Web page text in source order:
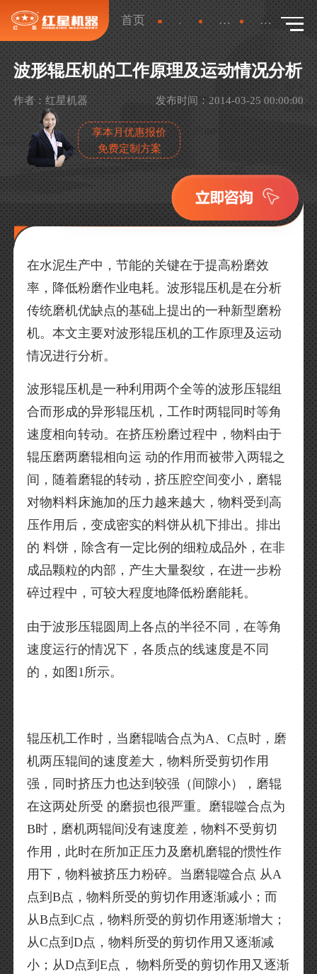
首页 新闻 行业新闻 详情
波形辊压机的工作原理及运动情况分析
作者：红星机器 发布时间：2014-03-25 00:00:00
享本月优惠报价
免费定制方案
在水泥生产中，节能的关键在于提高粉磨效
率，降低粉磨作业电耗。波形辊压机是在分析
传统磨机优缺点的基础上提出的一种新型磨粉
机。本文主要对波形辊压机的工作原理及运动
情况进行分析。
波形辊压机是一种利用两个全等的波形压辊组
合而形成的异形辊压机，工作时两辊同时等角
速度相向转动。在挤压粉磨过程中，物料由于
辊压磨两磨辊相向运 动的作用而被带入两辊之
间，随着磨辊的转动，挤压腔空间变小，磨辊
对物料料床施加的压力越来越大，物料受到高
压作用后，变成密实的料饼从机下排出。排出
的 料饼，除含有一定比例的细粒成品外，在非
成品颗粒的内部，产生大量裂纹，在进一步粉
碎过程中，可较大程度地降低粉磨能耗。
由于波形压辊圆周上各点的半径不同，在等角
速度运行的情况下，各质点的线速度是不同
的，如图1所示。
辊压机工作时，当磨辊啮合点为A、C点时，磨
机两压辊间的速度差大，物料所受剪切作用
强，同时挤压力也达到较强（间隙小），磨辊
在这两处所受 的磨损也很严重。磨辊噬合点为
B时，磨机两辊间没有速度差，物料不受剪切
作用，此时在所加正压力及磨机磨辊的惯性作
用下，物料被挤压力粉碎。当磨辊噬合点 从A
点到B点，物料所受的剪切作用逐渐减小；而
从B点到C点，物料所受的剪切作用逐渐增大；
从C点到D点，物料所受的剪切作用又逐渐减
小；从D点到E点， 物料所受的剪切作用又逐渐